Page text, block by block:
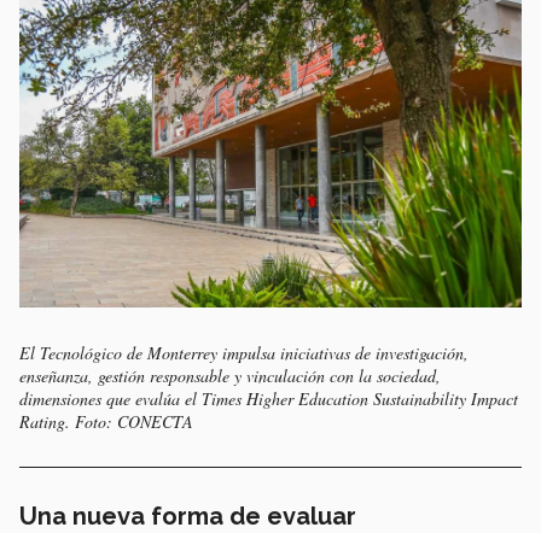
El Tecnológico de Monterrey impulsa iniciativas de investigación,
enseñanza, gestión responsable y vinculación con la sociedad,
dimensiones que evalúa el Times Higher Education Sustainability Impact
Rating. Foto: CONECTA
Una nueva forma de evaluar